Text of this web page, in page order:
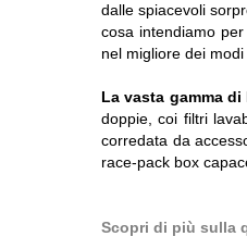
dalle spiacevoli
cosa intendiamo
nel migliore dei
La vasta gamma
doppie, coi filtri
corredata da
race-pack box
Scopri di più sulla